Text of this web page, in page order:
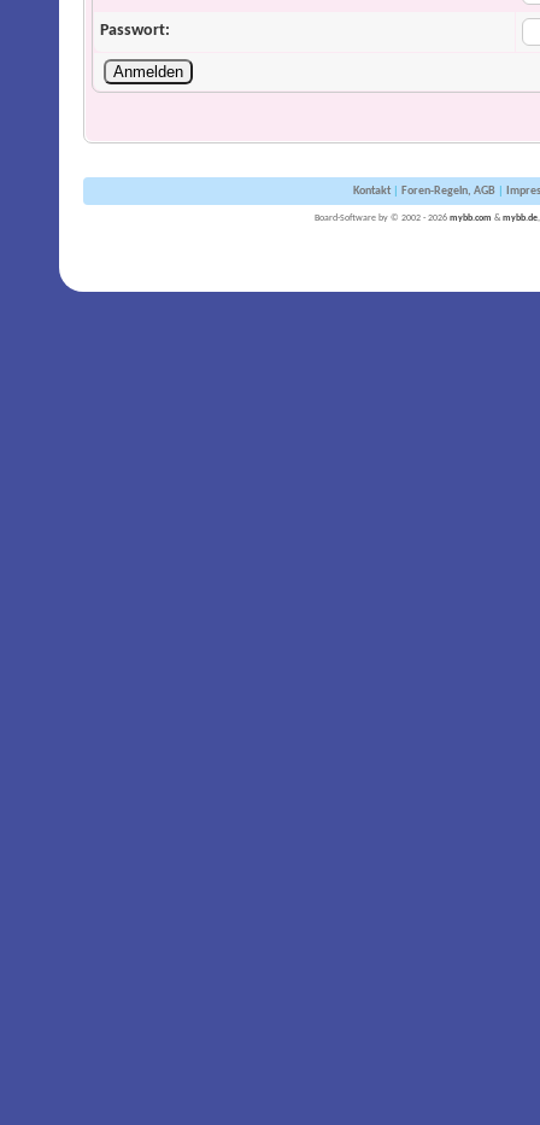
Passwort:
Kontakt| Foren-Regeln, AGB|
Board-Software by © 2002 - 2026 mybb.com & mybb.de